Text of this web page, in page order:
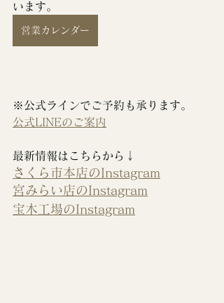
います。
営業カレンダー
※公式ラインでご予約も承ります。
公式LINEのご案内
最新情報はこちらから↓
さくら市本店のInstagram
宮みらい店のInstagram
宝木工場のInstagram